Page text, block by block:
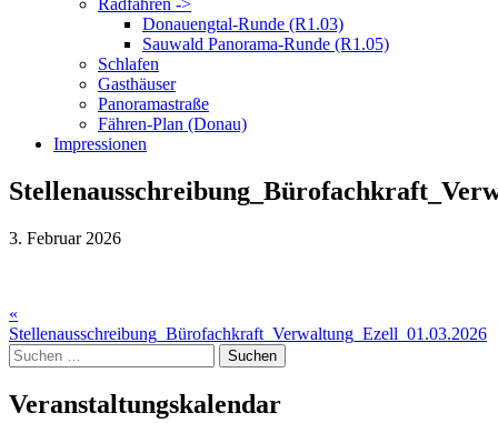
Radfahren ->
Donauengtal-Runde (R1.03)
Sauwald Panorama-Runde (R1.05)
Schlafen
Gasthäuser
Panoramastraße
Fähren-Plan (Donau)
Impressionen
3. Februar 2026
Beitragsnavigation
«
Stellenausschreibung_Bürofachkraft_Verwaltung_Ezell_01.03.2026
Suche
nach:
Veranstaltungskalendar